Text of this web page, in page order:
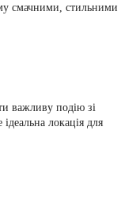
смачними, стильними
важливу подію зі
локація для